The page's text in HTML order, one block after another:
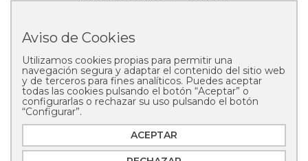
Copyright © 2025 Pastelería Mallorca
Aviso de Cookies
Utilizamos cookies propias para permitir una
navegación segura y adaptar el contenido del sitio web
y de terceros para fines analíticos. Puedes aceptar
todas las cookies pulsando el botón “Aceptar” o
configurarlas o rechazar su uso pulsando el botón
“Configurar”.
ACEPTAR